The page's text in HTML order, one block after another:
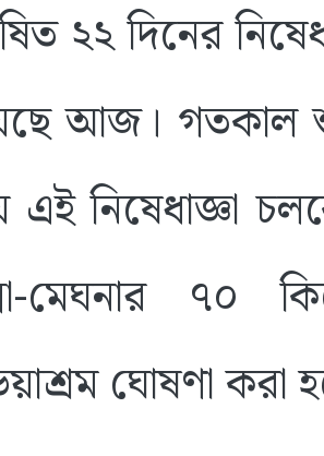
২২ দিনের
আজ। গতকাল
এই নিষেধাজ্ঞা
মেঘনার ৭০
ঘোষণা করা